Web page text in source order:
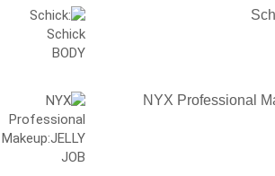
NYX Professional